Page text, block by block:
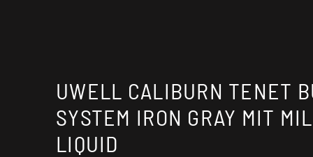
UWELL CALIBURN TENET
SYSTEM IRON GRAY MIT
LIQUID